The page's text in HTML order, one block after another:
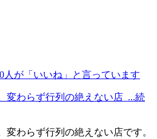
0人が「いいね」と言っています
変わらず行列の絶えない店 ...続
変わらず行列の絶えない店です。